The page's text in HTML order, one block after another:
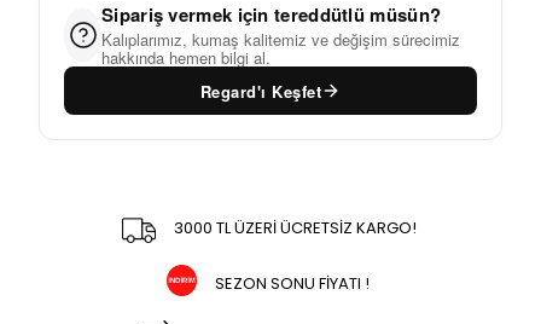
Sipariş vermek için tereddütlü müsün?
Kalıplarımız, kumaş kalitemiz ve değişim sürecimiz
hakkında hemen bilgi al.
Regard'ı Keşfet
3000 TL ÜZERİ ÜCRETSİZ KARGO!
SEZON SONU FİYATI !